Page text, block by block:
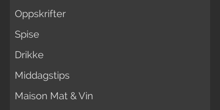
Oppskrifter
Spise
Drikke
Middagstips
Maison Mat & Vin